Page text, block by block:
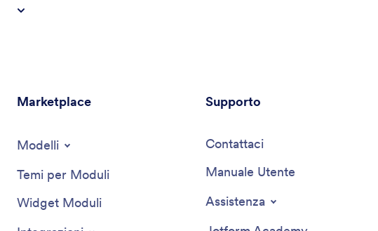
Marketplace
Modelli
Temi per Moduli
Widget Moduli
Supporto
Contattaci
Manuale Utente
Assistenza